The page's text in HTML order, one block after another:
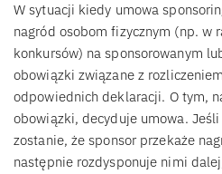
W sytuacji kiedy umowa
nagród osobom fizycznym (np. w
konkursów) na sponsorowanym
obowiązki związane z
odpowiednich deklaracji. O tym,
obowiązki, decyduje umowa.
zostanie, że sponsor przekaże
następnie rozdysponuje nimi